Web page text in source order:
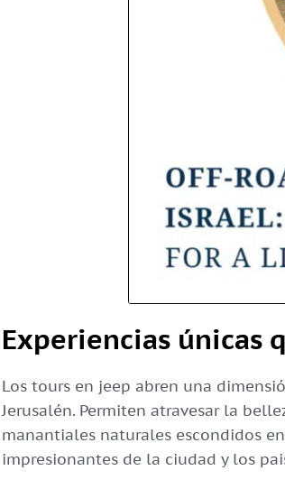
Experiencias únicas
Los tours en jeep abren una
Jerusalén. Permiten atravesar la
manantiales naturales escondidos
impresionantes de la ciudad y los